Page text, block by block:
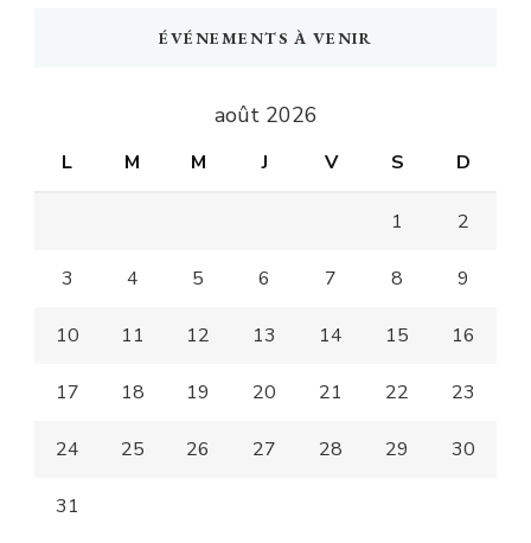
ÉVÉNEMENTS À VENIR
août 2026
L M M J V S D
1 2
3 4 5 6 7 8 9
10 11 12 13 14 15 16
17 18 19 20 21 22 23
24 25 26 27 28 29 30
31